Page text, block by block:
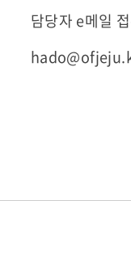
담당자 e메일